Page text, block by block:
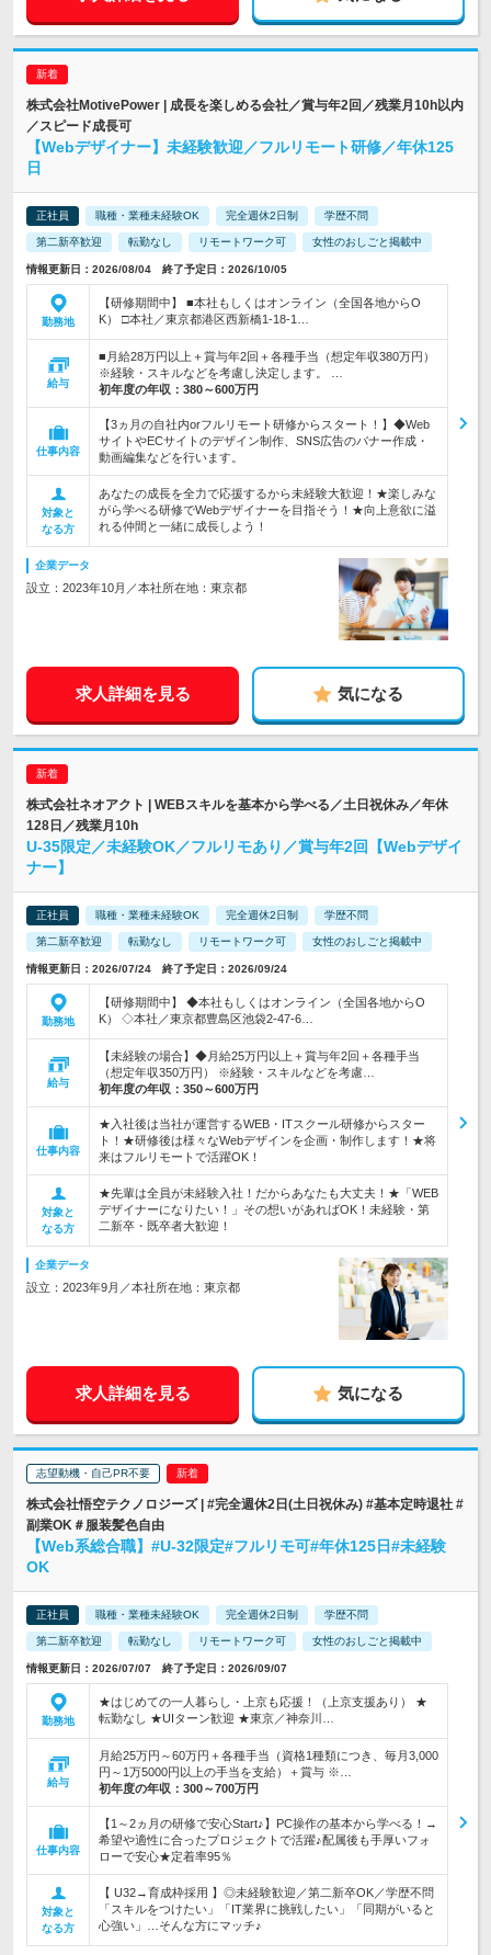
株式会社MotivePower | 成長を楽しめる会社／賞与年2回／残業月10h以内
／スピード成長可
【Webデザイナー】未経験歓迎／フルリモート研修／年休125
日
正社員 職種・業種未経験OK 完全週休2日制 学歴不問
第二新卒歓迎 転勤なし リモートワーク可 女性のおしごと掲載中
情報更新日：2026/08/04 終了予定日：2026/10/05
勤務地
【研修期間中】 ■本社もしくはオンライン（全国各地からO
K） □本社／東京都港区西新橋1-18-1…
給与
■月給28万円以上＋賞与年2回＋各種手当（想定年収380万円）
※経験・スキルなどを考慮し決定します。 …
初年度の年収： 380～600万円
仕事内容
【3ヵ月の自社内orフルリモート研修からスタート！】◆Web
サイトやECサイトのデザイン制作、SNS広告のバナー作成・
動画編集などを行います。
対象と
なる方
あなたの成長を全力で応援するから未経験大歓迎！★楽しみな
がら学べる研修でWebデザイナーを目指そう！★向上意欲に溢
れる仲間と一緒に成長しよう！
企業データ
設立：2023年10月／本社所在地：東京都
求人詳細を見る 気になる
株式会社ネオアクト | WEBスキルを基本から学べる／土日祝休み／年休
128日／残業月10h
U-35限定／未経験OK／フルリモあり／賞与年2回【Webデザイ
ナー】
正社員 職種・業種未経験OK 完全週休2日制 学歴不問
第二新卒歓迎 転勤なし リモートワーク可 女性のおしごと掲載中
情報更新日：2026/07/24 終了予定日：2026/09/24
勤務地
【研修期間中】 ◆本社もしくはオンライン（全国各地からO
K） ◇本社／東京都豊島区池袋2-47-6…
給与
【未経験の場合】◆月給25万円以上＋賞与年2回＋各種手当
（想定年収350万円） ※経験・スキルなどを考慮…
初年度の年収： 350～600万円
仕事内容
★入社後は当社が運営するWEB・ITスクール研修からスター
ト！★研修後は様々なWebデザインを企画・制作します！★将
来はフルリモートで活躍OK！
対象と
なる方
★先輩は全員が未経験入社！だからあなたも大丈夫！★「WEB
デザイナーになりたい！」その想いがあればOK！未経験・第
二新卒・既卒者大歓迎！
企業データ
設立：2023年9月／本社所在地：東京都
求人詳細を見る 気になる
志望動機・自己PR不要
株式会社悟空テクノロジーズ | #完全週休2日(土日祝休み) #基本定時退社 #
副業OK＃服装髪色自由
【Web系総合職】#U-32限定#フルリモ可#年休125日#未経験
OK
正社員 職種・業種未経験OK 完全週休2日制 学歴不問
第二新卒歓迎 転勤なし リモートワーク可 女性のおしごと掲載中
情報更新日：2026/07/07 終了予定日：2026/09/07
勤務地
★はじめての一人暮らし・上京も応援！（上京支援あり） ★
転勤なし ★UIターン歓迎 ★東京／神奈川…
給与
月給25万円～60万円＋各種手当（資格1種類につき、毎月3,000
円～1万5000円以上の手当を支給）＋賞与 ※…
初年度の年収： 300～700万円
仕事内容
【1～2ヵ月の研修で安心Start♪】PC操作の基本から学べる！→
希望や適性に合ったプロジェクトで活躍♪配属後も手厚いフォ
ローで安心★定着率95％
対象と
なる方
【 U32→育成枠採用 】◎未経験歓迎／第二新卒OK／学歴不問
「スキルをつけたい」「IT業界に挑戦したい」「同期がいると
心強い」…そんな方にマッチ♪